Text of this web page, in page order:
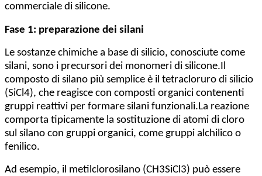
commerciale di silicone.
Fase 1: preparazione dei silani
Le sostanze chimiche a base di silicio, conosciute come
silani, sono i precursori dei monomeri di silicone.Il
composto di silano più semplice è il tetracloruro di silicio
(SiCl4), che reagisce con composti organici contenenti
gruppi reattivi per formare silani funzionali.La reazione
comporta tipicamente la sostituzione di atomi di cloro
sul silano con gruppi organici, come gruppi alchilico o
fenilico.
Ad esempio, il metilclorosilano (CH3SiCl3) può essere